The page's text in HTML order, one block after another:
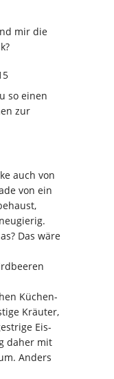
mir die
so einen
zur
auch von
von ein
Das wäre
Küchen-
Kräuter,
Eis-
daher mit
Anders